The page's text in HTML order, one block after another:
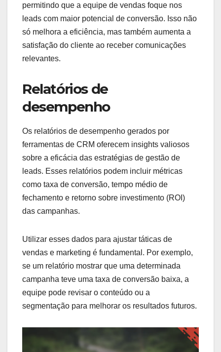
permitindo que a equipe de vendas foque nos
leads com maior potencial de conversão. Isso não
só melhora a eficiência, mas também aumenta a
satisfação do cliente ao receber comunicações
relevantes.
Relatórios de
desempenho
Os relatórios de desempenho gerados por
ferramentas de CRM oferecem insights valiosos
sobre a eficácia das estratégias de gestão de
leads. Esses relatórios podem incluir métricas
como taxa de conversão, tempo médio de
fechamento e retorno sobre investimento (ROI)
das campanhas.
Utilizar esses dados para ajustar táticas de
vendas e marketing é fundamental. Por exemplo,
se um relatório mostrar que uma determinada
campanha teve uma taxa de conversão baixa, a
equipe pode revisar o conteúdo ou a
segmentação para melhorar os resultados futuros.